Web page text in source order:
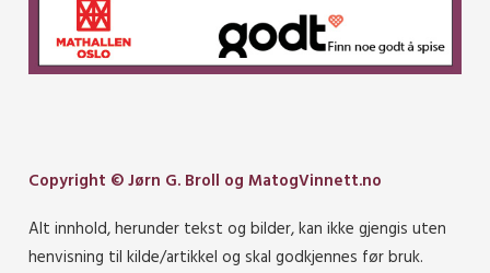
Copyright © Jørn G. Broll og MatogVinnett.no
Alt innhold, herunder tekst og bilder, kan ikke gjengis uten
henvisning til kilde/artikkel og skal godkjennes før bruk.